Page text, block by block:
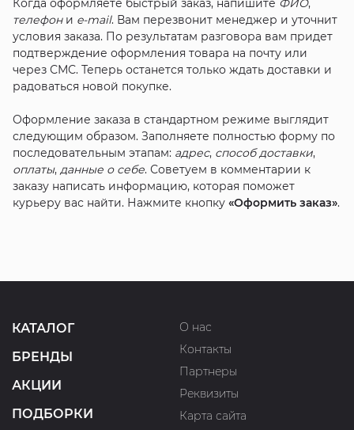
Когда оформляете быстрый заказ, напишите ФИО,
телефони e-mail. Вам перезвонит менеджер и уточнит
условия заказа. По результатам разговора вам придет
подтверждение оформления товара на почту или
через СМС. Теперь останется только ждать доставки и
радоваться новой покупке.
Оформление заказа в стандартном режиме выглядит
следующим образом. Заполняете полностью форму по
последовательным этапам: адрес, способ доставки,
оплаты, данные о себе. Советуем в комментарии к
заказу написать информацию, которая поможет
курьеру вас найти. Нажмите кнопку «Оформить заказ».
КАТАЛОГ
БРЕНДЫ
АКЦИИ
ПОДБОРКИ
О нас
Контакты
Партнеры
Реквизиты
Карта сайта